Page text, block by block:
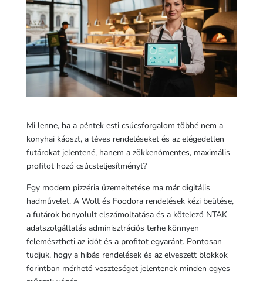
Mi lenne, ha a péntek esti csúcsforgalom többé nem a
konyhai káoszt, a téves rendeléseket és az elégedetlen
futárokat jelentené, hanem a zökkenőmentes, maximális
profitot hozó csúcsteljesítményt?
Egy modern pizzéria üzemeltetése ma már digitális
hadművelet. A Wolt és Foodora rendelések kézi beütése,
a futárok bonyolult elszámoltatása és a kötelező NTAK
adatszolgáltatás adminisztrációs terhe könnyen
felemésztheti az időt és a profitot egyaránt. Pontosan
tudjuk, hogy a hibás rendelések és az elveszett blokkok
forintban mérhető veszteséget jelentenek minden egyes